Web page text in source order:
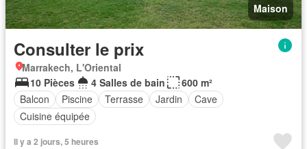
Maison
Consulter le prix
Marrakech, L'Oriental
10 Pièces
4 Salles de bain
600 m²
Balcon
Piscine Terrasse Jardin
Cave
Cuisine équipée
Il y a 2 jours, 5 heures